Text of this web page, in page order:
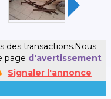
des transactions.Nous
page d'avertissement
Signaler l'annonce